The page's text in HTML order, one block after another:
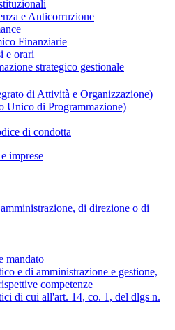
e Anticorruzione
Finanziarie
e orari
strategico gestionale
di Attività e Organizzazione)
Unico di Programmazione)
di condotta
imprese
di direzione o di
mandato
e di amministrazione e gestione,
competenze
di cui all'art. 14, co. 1, del dlgs n.